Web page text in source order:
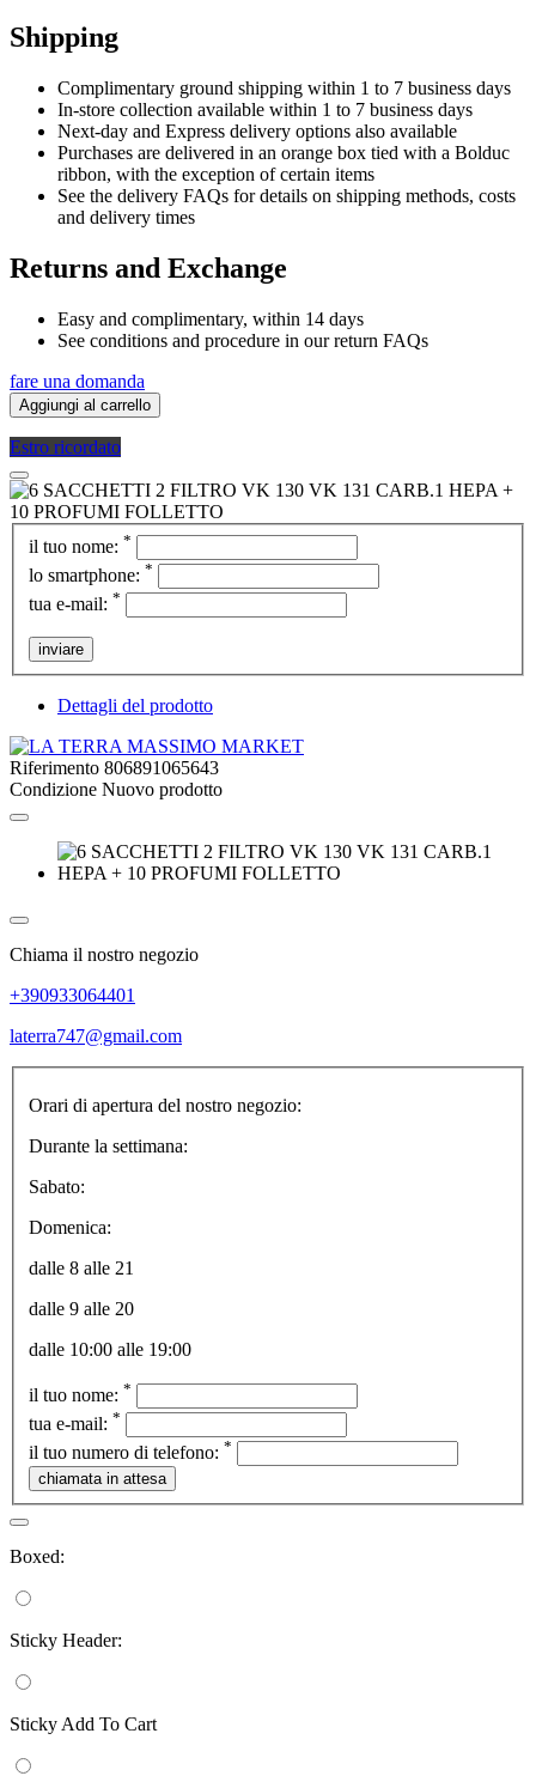
Shipping
Complimentary ground shipping within 1 to 7 business days
In-store collection available within 1 to 7 business days
Next-day and Express delivery options also available
Purchases are delivered in an orange box tied with a Bolduc
ribbon, with the exception of certain items
See the delivery FAQs for details on shipping methods, costs
and delivery times
Returns and Exchange
Easy and complimentary, within 14 days
See conditions and procedure in our return FAQs
fare una domanda
Aggiungi al carrello
Estro ricordato
il tuo nome: *
lo smartphone: *
tua e-mail: *
inviare
Dettagli del prodotto
Riferimento 806891065643
Condizione Nuovo prodotto
Chiama il nostro negozio
+390933064401
laterra747@gmail.com
Orari di apertura del nostro negozio:
Durante la settimana:
Sabato:
Domenica:
dalle 8 alle 21
dalle 9 alle 20
dalle 10:00 alle 19:00
il tuo nome: *
tua e-mail: *
il tuo numero di telefono: *
Boxed:
Sticky Header:
Sticky Add To Cart